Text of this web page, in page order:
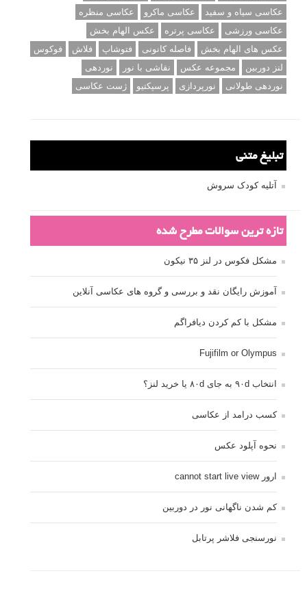
عکاسی سیاه و سفید
عکاسی ماکرو
عکاسی منظره
عکاسی ورزشی
عکاسی پرتره
عکس الهام بخش
عکس های الهام بخش
فاصله کانونی فتوشاپ فلاش
فوکوس
لنز دوربین
مجموعه عکس نقاشی با نور
نوردهی
نوردهی طولانی
نورپردازی پرسپکتیو ژست عکاسی
تبلیغ متنی
آتلیه کودک سروش
تازه ترین سوالات مطرح شده
مشکل فکوس در لنز ۳۵ نیکون
آموزش رایگان نقد و بررسی و گروه های عکاسی آنلاین
مشکل با کم کردن دیافراگم
Fujifilm or Olympus
انتخاب ۹۰d به جای ۸۰d یا خرید لنز؟
کسب درامد از عکاسی
نحوه آپلود عکس
ارور cannot start live view
کم شدن ناگهانی نور در دوربین
نورسنجی فلاشر پرتابل